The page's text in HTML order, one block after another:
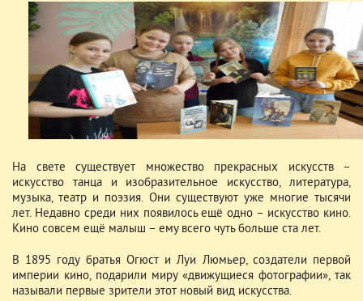
На свете существует множество прекрасных искусств –
искусство танца и изобразительное искусство, литература,
музыка, театр и поэзия. Они существуют уже многие тысячи
лет. Недавно среди них появилось ещё одно – искусство кино.
Кино совсем ещё малыш – ему всего чуть больше ста лет.
В 1895 году братья Огюст и Луи Люмьер, создатели первой
империи кино, подарили миру «движущиеся фотографии», так
называли первые зрители этот новый вид искусства.